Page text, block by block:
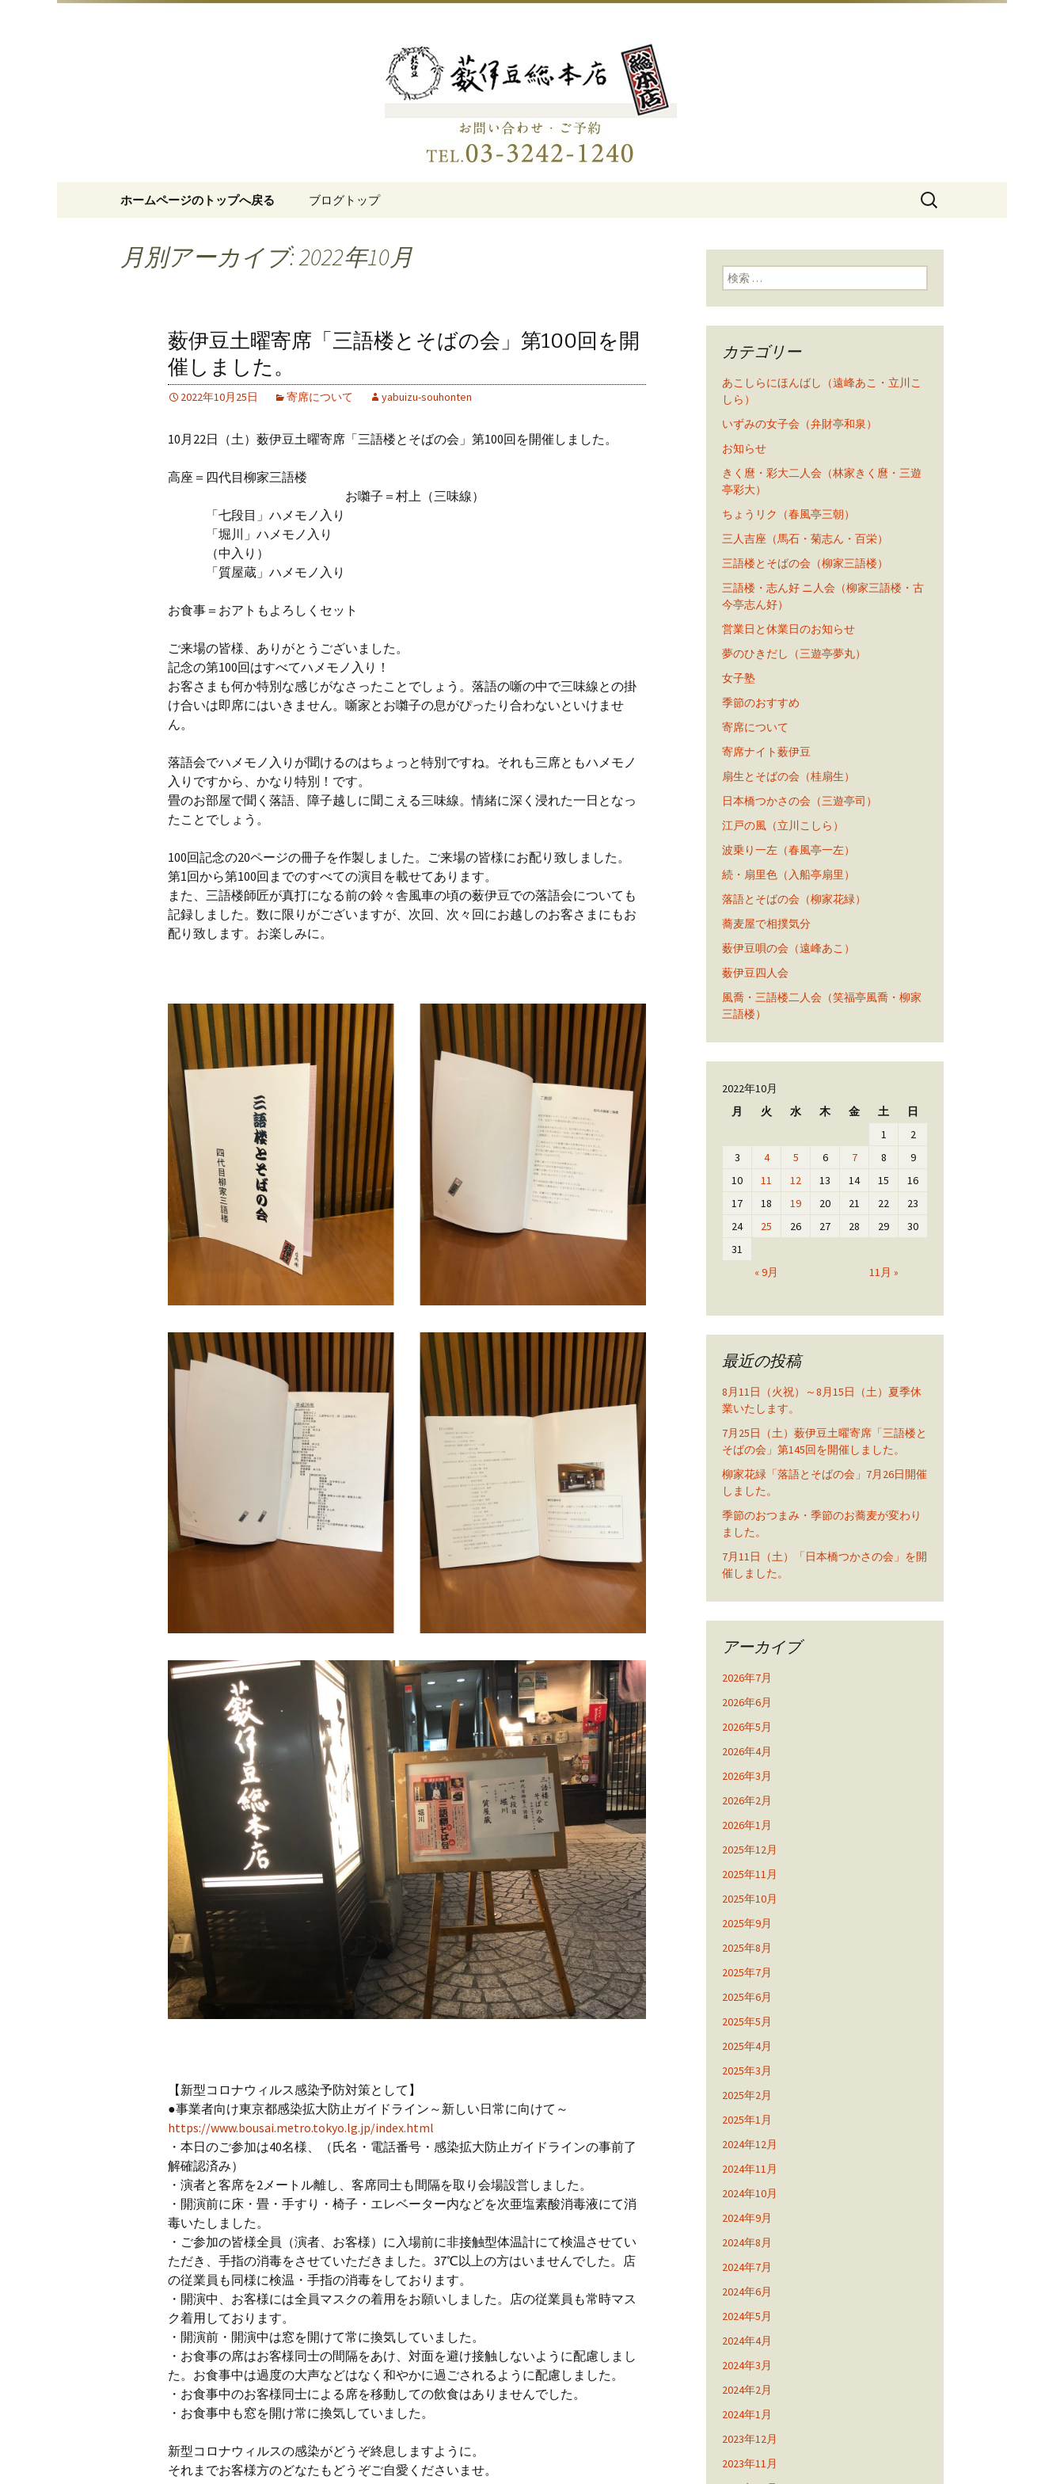
日本橋の老舗蕎麦屋「藪伊豆総本店」
コンテンツへ移動
ホームページのトップへ戻る ブログトップ
検
月別アーカイブ: 2022年10月
薮伊豆土曜寄席「三語楼とそばの会」第100回を開
催しました。
2022年10月25日 寄席について yabuizu-souhonten
10月22日（土）薮伊豆土曜寄席「三語楼とそばの会」第100回を開催しました。
高座＝四代目柳家三語楼
お囃子＝村上（三味線）
「七段目」ハメモノ入り
「堀川」ハメモノ入り
（中入り）
「質屋蔵」ハメモノ入り
お食事＝おアトもよろしくセット
ご来場の皆様、ありがとうございました。
記念の第100回はすべてハメモノ入り！
お客さまも何か特別な感じがなさったことでしょう。落語の噺の中で三味線との掛
け合いは即席にはいきません。噺家とお囃子の息がぴったり合わないといけませ
ん。
落語会でハメモノ入りが聞けるのはちょっと特別ですね。それも三席ともハメモノ
入りですから、かなり特別！です。
畳のお部屋で聞く落語、障子越しに聞こえる三味線。情緒に深く浸れた一日となっ
たことでしょう。
100回記念の20ページの冊子を作製しました。ご来場の皆様にお配り致しました。
第1回から第100回までのすべての演目を載せてあります。
また、三語楼師匠が真打になる前の鈴々舎風車の頃の薮伊豆での落語会についても
記録しました。数に限りがございますが、次回、次々回にお越しのお客さまにもお
配り致します。お楽しみに。
【新型コロナウィルス感染予防対策として】
●事業者向け東京都感染拡大防止ガイドライン～新しい日常に向けて～
https://www.bousai.metro.tokyo.lg.jp/index.html
・本日のご参加は40名様、（氏名・電話番号・感染拡大防止ガイドラインの事前了
解確認済み）
・演者と客席を2メートル離し、客席同士も間隔を取り会場設営しました。
・開演前に床・畳・手すり・椅子・エレベーター内などを次亜塩素酸消毒液にて消
毒いたしました。
・ご参加の皆様全員（演者、お客様）に入場前に非接触型体温計にて検温させてい
ただき、手指の消毒をさせていただきました。37℃以上の方はいませんでした。店
の従業員も同様に検温・手指の消毒をしております。
・開演中、お客様には全員マスクの着用をお願いしました。店の従業員も常時マス
ク着用しております。
・開演前・開演中は窓を開けて常に換気していました。
・お食事の席はお客様同士の間隔をあけ、対面を避け接触しないように配慮しまし
た。お食事中は過度の大声などはなく和やかに過ごされるように配慮しました。
・お食事中のお客様同士による席を移動しての飲食はありませんでした。
・お食事中も窓を開け常に換気していました。
新型コロナウィルスの感染がどうぞ終息しますように。
それまでお客様方のどなたもどうぞご自愛くださいませ。
検索:
カテゴリー
あこしらにほんばし（遠峰あこ・立川こ
しら）
いずみの女子会（弁財亭和泉）
お知らせ
きく麿・彩大二人会（林家きく麿・三遊
亭彩大）
ちょうリク（春風亭三朝）
三人吉座（馬石・菊志ん・百栄）
三語楼とそばの会（柳家三語楼）
三語楼・志ん好 ニ人会（柳家三語楼・古
今亭志ん好）
営業日と休業日のお知らせ
夢のひきだし（三遊亭夢丸）
女子塾
季節のおすすめ
寄席について
寄席ナイト薮伊豆
扇生とそばの会（桂扇生）
日本橋つかさの会（三遊亭司）
江戸の風（立川こしら）
波乗り一左（春風亭一左）
続・扇里色（入船亭扇里）
落語とそばの会（柳家花緑）
蕎麦屋で相撲気分
薮伊豆唄の会（遠峰あこ）
薮伊豆四人会
風喬・三語楼二人会（笑福亭風喬・柳家
三語楼）
2022年10月
月
火 水 木 金 土 日
« 9月 11月 »
1
2
3
4 5 6 7 8
9
10
11 12 13 14 15
16
17
18 19 20 21 22
23
24
25 26 27 28 29
30
31
最近の投稿
8月11日（火祝）～8月15日（土）夏季休
業いたします。
7月25日（土）薮伊豆土曜寄席「三語楼と
そばの会」第145回を開催しました。
柳家花緑「落語とそばの会」7月26日開催
しました。
季節のおつまみ・季節のお蕎麦が変わり
ました。
7月11日（土）「日本橋つかさの会」を開
催しました。
アーカイブ
2026年7月
2026年6月
2026年5月
2026年4月
2026年3月
2026年2月
2026年1月
2025年12月
2025年11月
2025年10月
2025年9月
2025年8月
2025年7月
2025年6月
2025年5月
2025年4月
2025年3月
2025年2月
2025年1月
2024年12月
2024年11月
2024年10月
2024年9月
2024年8月
2024年7月
2024年6月
2024年5月
2024年4月
2024年3月
2024年2月
2024年1月
2023年12月
2023年11月